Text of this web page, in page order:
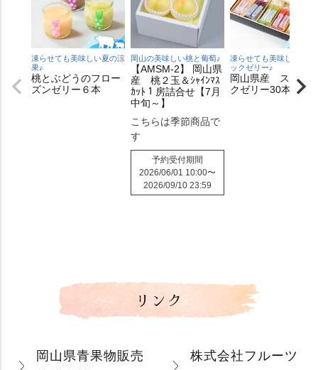
凍らせても美味しい夏の涼
果♪
桃とぶどうのフロー
ズンゼリー６本
岡山の美味しい桃と葡萄♪
【AMSM-2】 岡山県
産 桃２玉＆ｼｬｲﾝﾏｽ
ｶｯﾄ１房詰合せ【7月
中旬～】
こちらは季節商品で
す
予約受付期間
2026/06/01 10:00〜
2026/09/10 23:59
凍らせても美味しいステ
ックゼリー♪
岡山県産 スティ
クゼリー30本入り
リンク
岡山県青果物販売
株式会社フルーツ